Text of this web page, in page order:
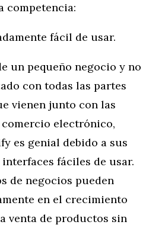
competencia:
fácil de usar.
un pequeño negocio y no
con todas las partes
vienen junto con las
electrónico,
es genial debido a sus
fáciles de usar.
de negocios pueden
en el crecimiento
venta de productos sin